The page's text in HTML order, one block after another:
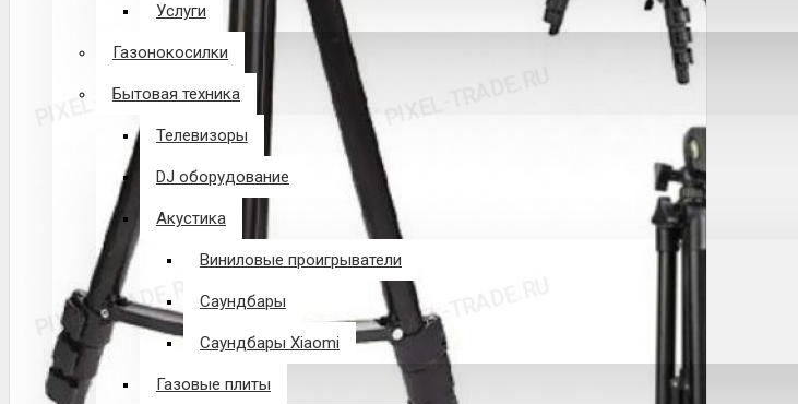
Услуги
Газонокосилки
Бытовая техника
Телевизоры
DJ оборудование
Акустика
Виниловые проигрыватели
Саундбары
Саундбары Xiaomi
Газовые плиты